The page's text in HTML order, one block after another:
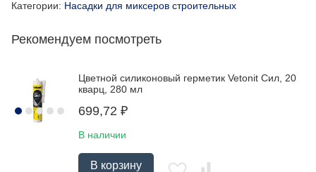
Категории: Насадки для миксеров строительных
Рекомендуем посмотреть
Цветной силиконовый герметик Vetonit Сил, 20
кварц, 280 мл
699,72 ₽
В наличии
В корзину